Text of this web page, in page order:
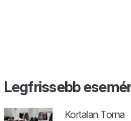
Legfrissebb
Kortalan Torna